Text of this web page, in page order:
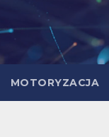
MOTORYZACJA